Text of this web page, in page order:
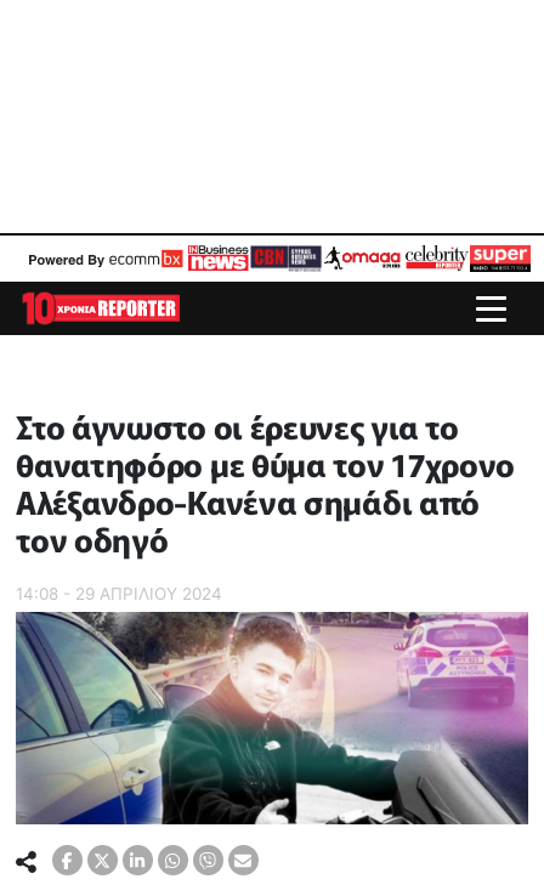
Στο άγνωστο οι έρευνες για το
θανατηφόρο με θύμα τον 17χρονο
Αλέξανδρο-Κανένα σημάδι από
τον οδηγό
14:08 - 29 ΑΠΡΙΛΙΟΥ 2024